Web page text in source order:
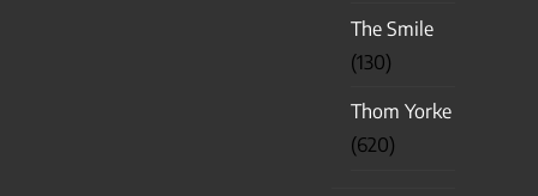
The Smile
(130)
Thom Yorke
(620)